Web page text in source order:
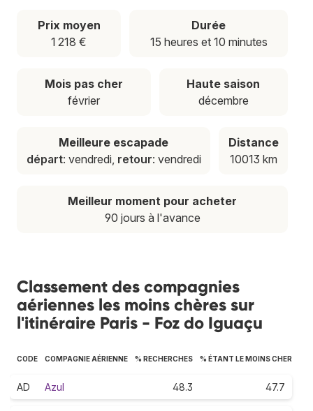
Prix moyen
1 218 €
Durée
15 heures et 10 minutes
Mois pas cher
février
Haute saison
décembre
Meilleure escapade
départ: vendredi, retour: vendredi
Distance
10013 km
Meilleur moment pour acheter
90 jours à l'avance
Classement des compagnies
aériennes les moins chères sur
l'itinéraire Paris - Foz do Iguaçu
CODE COMPAGNIE AÉRIENNE % RECHERCHES % ÉTANT LE MOINS CHER
AD Azul 48.3 47.7